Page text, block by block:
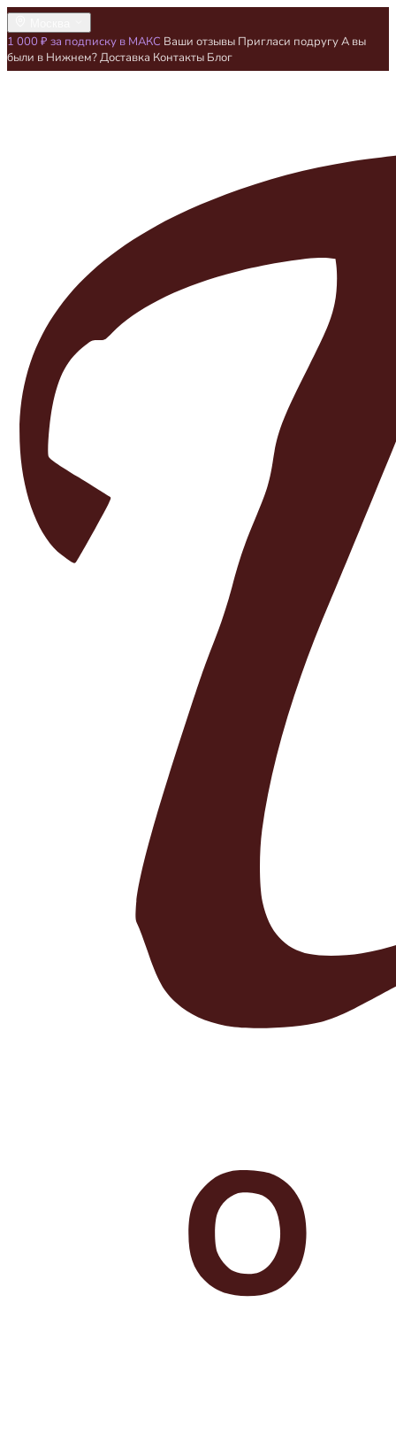
1 000 ₽ за подписку в МАКС Ваши отзывы Пригласи подругуА вы
были в Нижнем?Доставка Контакты Блог